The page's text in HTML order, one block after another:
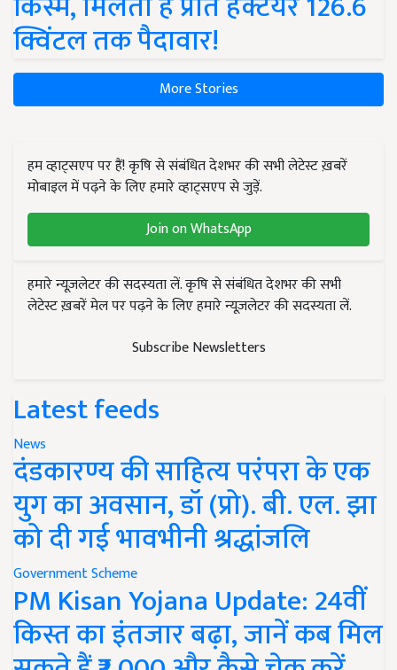
क्विंटल तक पैदावार!
More Stories
हम व्हाट्सएप पर हैं! कृषि से संबंधित देशभर की सभी लेटेस्ट ख़बरें
मोबाइल में पढ़ने के लिए हमारे व्हाट्सएप से जुड़ें.
Join on WhatsApp
हमारे न्यूज़लेटर की सदस्यता लें. कृषि से संबंधित देशभर की सभी
लेटेस्ट ख़बरें मेल पर पढ़ने के लिए हमारे न्यूज़लेटर की सदस्यता लें.
Subscribe Newsletters
Latest feeds
News
दंडकारण्य की साहित्य परंपरा के एक
युग का अवसान, डॉ (प्रो). बी. एल. झा
को दी गई भावभीनी श्रद्धांजलि
Government Scheme
PM Kisan Yojana Update: 24वीं
किस्त का इंतजार बढ़ा, जानें कब मिल